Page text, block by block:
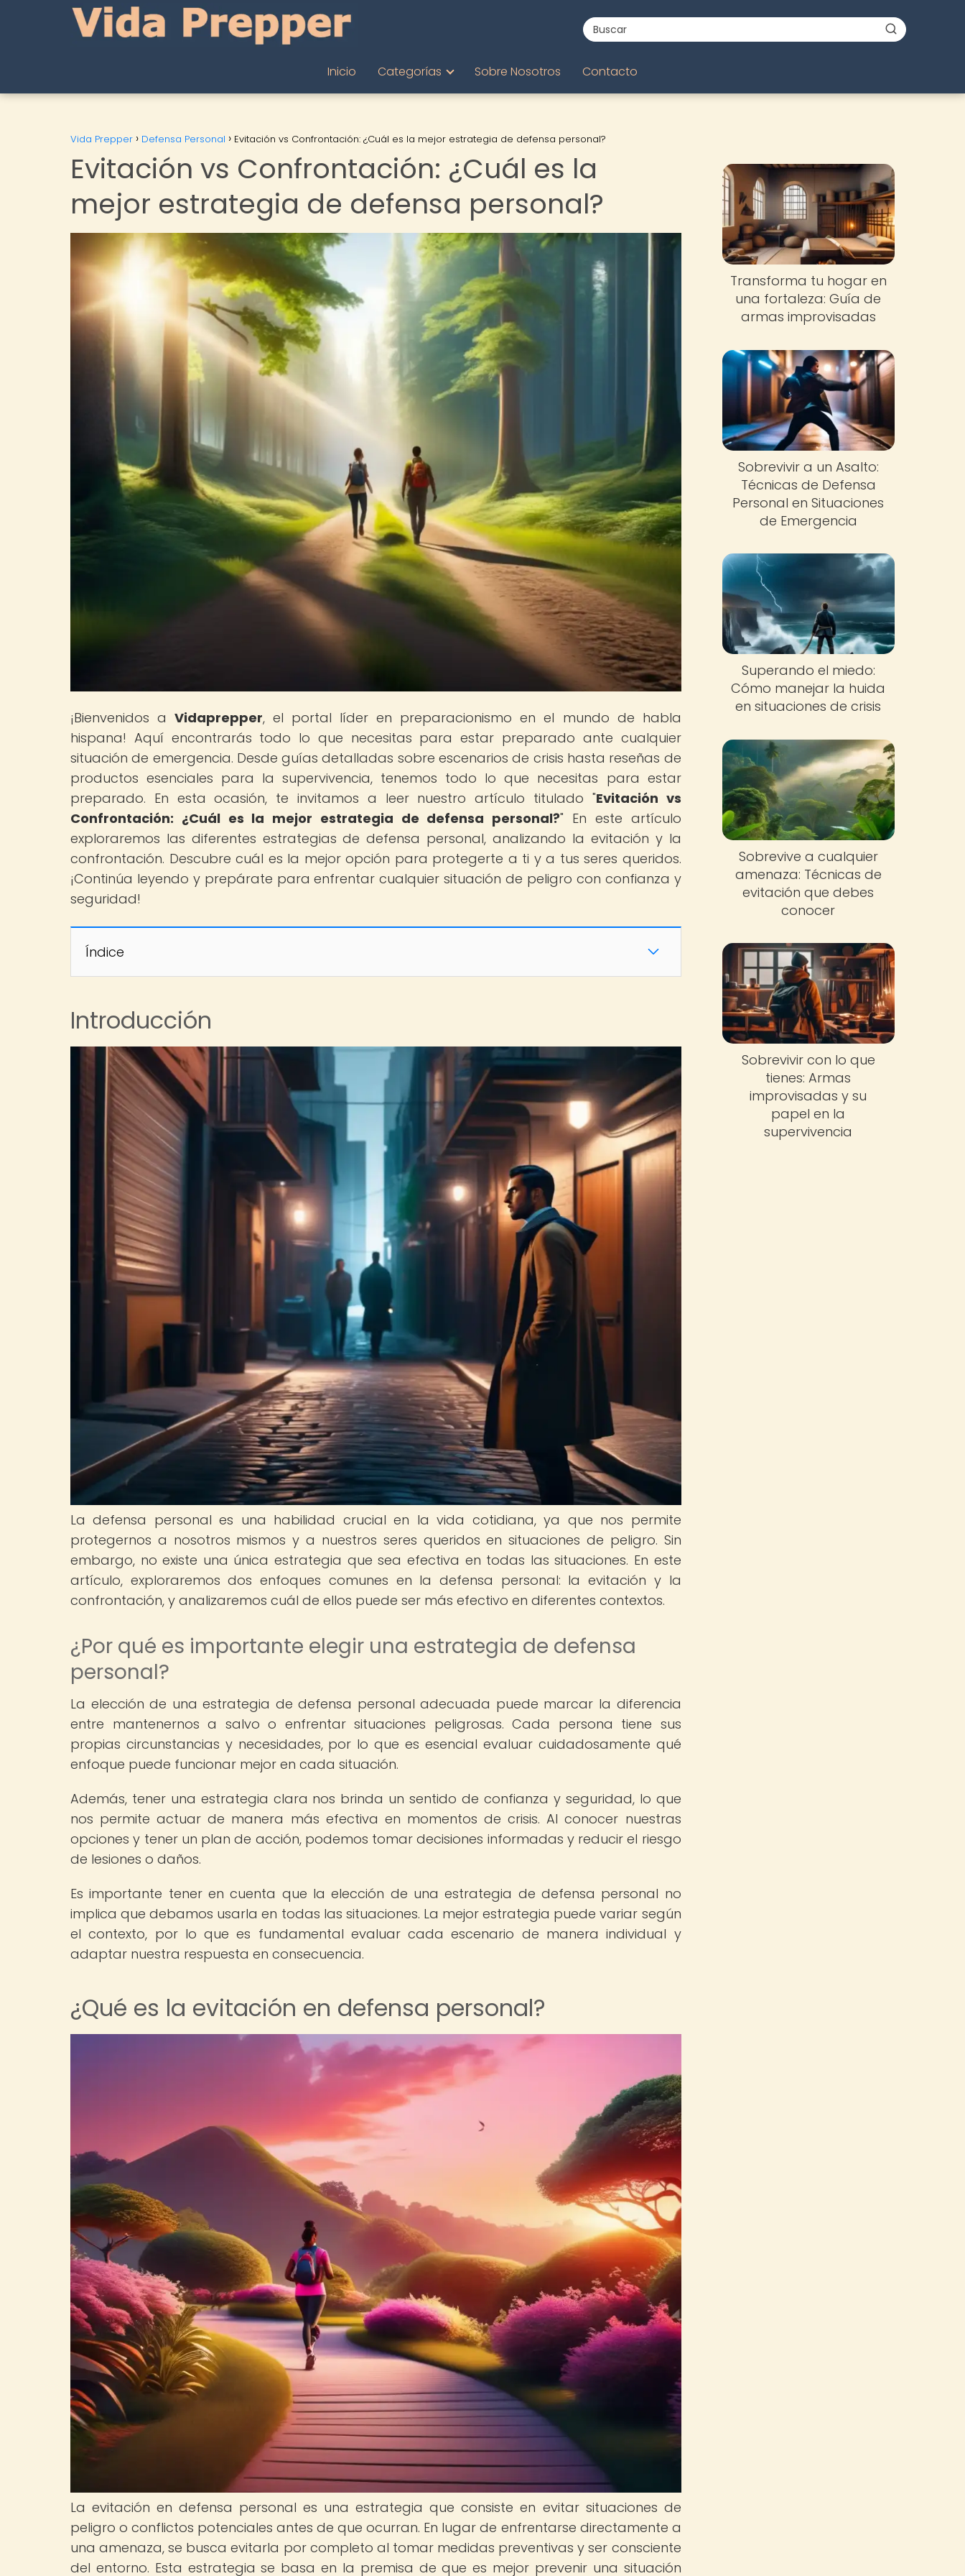
Inicio Categorías Sobre Nosotros Contacto
Vida Prepper Defensa Personal Evitación vs Confrontación: ¿Cuál es la mejor estrategia de defensa personal?
Evitación vs Confrontación: ¿Cuál es la
mejor estrategia de defensa personal?
¡Bienvenidos aVidaprepper, el portal líder en preparacionismo en el mundo de habla
hispana! Aquí encontrarás todo lo que necesitas para estar preparado ante cualquier
situación de emergencia. Desde guías detalladas sobre escenarios de crisis hasta reseñas de
productos esenciales para la supervivencia, tenemos todo lo que necesitas para estar
preparado. En esta ocasión, te invitamos a leer nuestro artículo titulado "Evitación vs
Confrontación: ¿Cuál es la mejor estrategia de defensa personal?" En este artículo
exploraremos las diferentes estrategias de defensa personal, analizando la evitación y la
confrontación. Descubre cuál es la mejor opción para protegerte a ti y a tus seres queridos.
¡Continúa leyendo y prepárate para enfrentar cualquier situación de peligro con confianza y
seguridad!
Índice
Introducción
La defensa personal es una habilidad crucial en la vida cotidiana, ya que nos permite
protegernos a nosotros mismos y a nuestros seres queridos en situaciones de peligro. Sin
embargo, no existe una única estrategia que sea efectiva en todas las situaciones. En este
artículo, exploraremos dos enfoques comunes en la defensa personal: la evitación y la
confrontación, y analizaremos cuál de ellos puede ser más efectivo en diferentes contextos.
¿Por qué es importante elegir una estrategia de defensa
personal?
La elección de una estrategia de defensa personal adecuada puede marcar la diferencia
entre mantenernos a salvo o enfrentar situaciones peligrosas. Cada persona tiene sus
propias circunstancias y necesidades, por lo que es esencial evaluar cuidadosamente qué
enfoque puede funcionar mejor en cada situación.
Además, tener una estrategia clara nos brinda un sentido de confianza y seguridad, lo que
nos permite actuar de manera más efectiva en momentos de crisis. Al conocer nuestras
opciones y tener un plan de acción, podemos tomar decisiones informadas y reducir el riesgo
de lesiones o daños.
Es importante tener en cuenta que la elección de una estrategia de defensa personal no
implica que debamos usarla en todas las situaciones. La mejor estrategia puede variar según
el contexto, por lo que es fundamental evaluar cada escenario de manera individual y
adaptar nuestra respuesta en consecuencia.
¿Qué es la evitación en defensa personal?
La evitación en defensa personal es una estrategia que consiste en evitar situaciones de
peligro o conflictos potenciales antes de que ocurran. En lugar de enfrentarse directamente a
una amenaza, se busca evitarla por completo al tomar medidas preventivas y ser consciente
del entorno. Esta estrategia se basa en la premisa de que es mejor prevenir una situación
Transforma tu hogar en
una fortaleza: Guía de
armas improvisadas
Sobrevivir a un Asalto:
Técnicas de Defensa
Personal en Situaciones
de Emergencia
Superando el miedo:
Cómo manejar la huida
en situaciones de crisis
Sobrevive a cualquier
amenaza: Técnicas de
evitación que debes
conocer
Sobrevivir con lo que
tienes: Armas
improvisadas y su
papel en la
supervivencia